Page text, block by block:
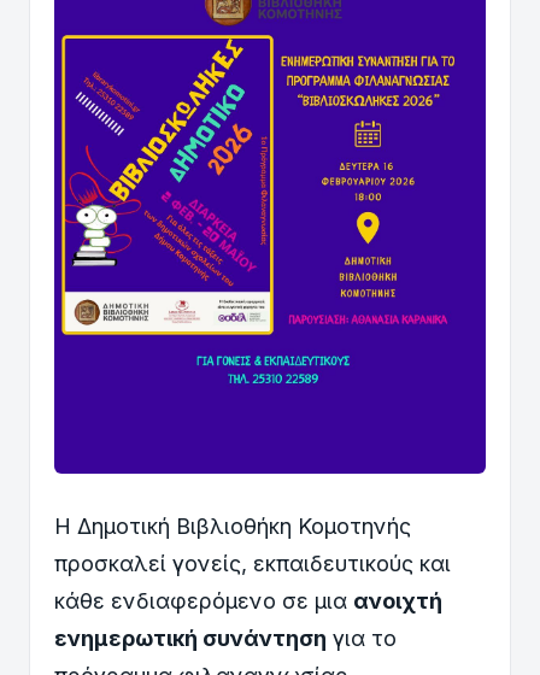
Η Δημοτική Βιβλιοθήκη Κομοτηνής
προσκαλεί γονείς, εκπαιδευτικούς και
κάθε ενδιαφερόμενο σε μια ανοιχτή
ενημερωτική συνάντηση για το